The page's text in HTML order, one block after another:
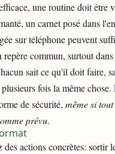
une routine doit être
un carnet posé dans
sur téléphone peuvent
repère commun, surtout
sait ce qu'il doit faire,
fois la même
de sécurité, même si
prévu.
actions concrètes: sortir